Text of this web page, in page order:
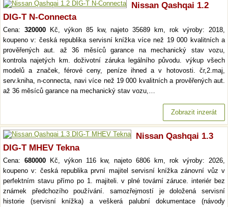
Nissan Qashqai 1.2
DIG-T N-Connecta
Cena: 320000Kč, výkon 85 kw, najeto 35689 km, rok výroby: 2018,
koupeno v: česká republika servisní knížka více než 19 000 kvalitních a
prověřených aut. až 36 měsíců garance na mechanický stav vozu,
kontrola najetých km. doživotní záruka legálního původu. výkup všech
modelů a značek, férové ceny, peníze ihned a v hotovosti. čr,2.maj,
serv.kniha, n-connecta, navi více než 19 000 kvalitních a prověřených aut.
až 36 měsíců garance na mechanický stav vozu,…
Zobrazit inzerát
Nissan Qashqai 1.3
DIG-T MHEV Tekna
Cena: 680000 Kč, výkon 116 kw, najeto 6806 km, rok výroby: 2026,
koupeno v: česká republika první majitel servisní knížka zánovní vůz v
perfektním stavu přímo po 1. majiteli. v plné tovární záruce. interiér bez
známek předchozího používání. samozřejmostí je doložená servisní
historie (servisní knížka) a veškerá palubní dokumentace (návody